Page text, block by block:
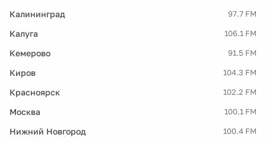
Калининград 97.7 FM
Калуга 106.1 FM
Кемерово 91.5 FM
Киров 104.3 FM
Красноярск 102.2 FM
Москва 100.1 FM
Нижний Новгород 100.4 FM